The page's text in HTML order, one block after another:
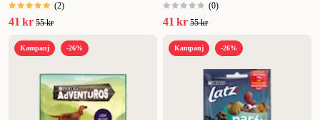
(2)
41 kr 55 kr
(0)
41 kr 55 kr
Kampanj -26% Kampanj -26%